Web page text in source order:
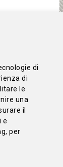
di
di
le
una
il
e
,per